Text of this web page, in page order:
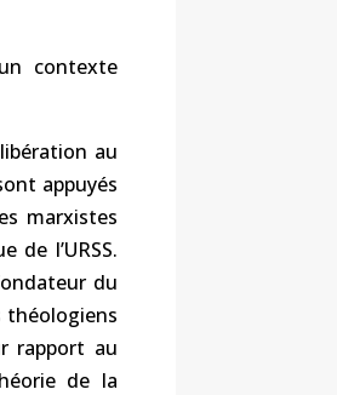
contexte
au
appuyés
marxistes
l’URSS.
du
théologiens
rapport au
de la